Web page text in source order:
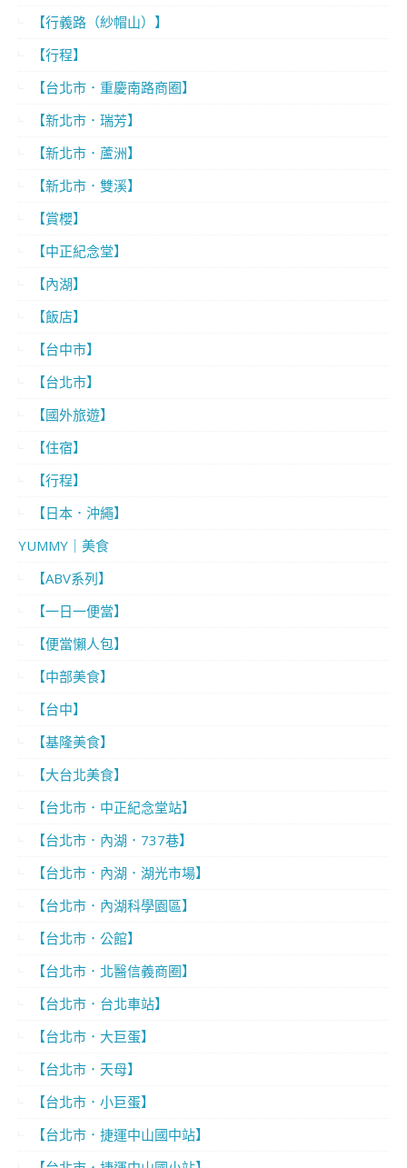
【行義路（紗帽山）】
【行程】
【台北市．重慶南路商圈】
【新北市．瑞芳】
【新北市．蘆洲】
【新北市．雙溪】
【賞櫻】
【中正紀念堂】
【內湖】
【飯店】
【台中市】
【台北市】
【國外旅遊】
【住宿】
【行程】
【日本．沖繩】
YUMMY｜美食
【ABV系列】
【一日一便當】
【便當懶人包】
【中部美食】
【台中】
【基隆美食】
【大台北美食】
【台北市．中正紀念堂站】
【台北市．內湖．737巷】
【台北市．內湖．湖光市場】
【台北市．內湖科學園區】
【台北市．公館】
【台北市．北醫信義商圈】
【台北市．台北車站】
【台北市．大巨蛋】
【台北市．天母】
【台北市．小巨蛋】
【台北市．捷運中山國中站】